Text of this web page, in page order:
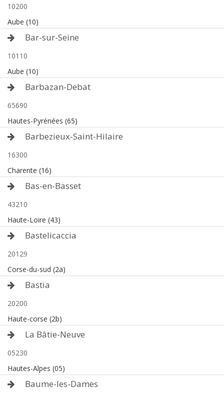
10200
Aube (10)
Bar-sur-Seine
10110
Aube (10)
Barbazan-Debat
65690
Hautes-Pyrénées (65)
Barbezieux-Saint-Hilaire
16300
Charente (16)
Bas-en-Basset
43210
Haute-Loire (43)
Bastelicaccia
20129
Corse-du-sud (2a)
Bastia
20200
Haute-corse (2b)
La Bâtie-Neuve
05230
Hautes-Alpes (05)
Baume-les-Dames